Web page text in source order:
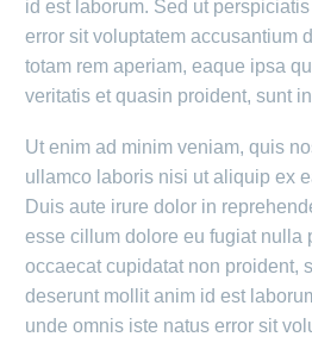
id est laborum. Sed ut
error sit voluptatem accusantium
totam rem aperiam, eaque ipsa
veritatis et quasin proident, sunt
Ut enim ad minim veniam, quis
ullamco laboris nisi ut aliquip ex
Duis aute irure dolor in
esse cillum dolore eu fugiat nulla
occaecat cupidatat non proident,
deserunt mollit anim id est
unde omnis iste natus error sit